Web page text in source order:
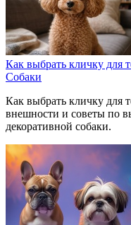
Как выбрать кличку для
Собаки
Как выбрать кличку для
внешности и советы по
декоративной собаки.